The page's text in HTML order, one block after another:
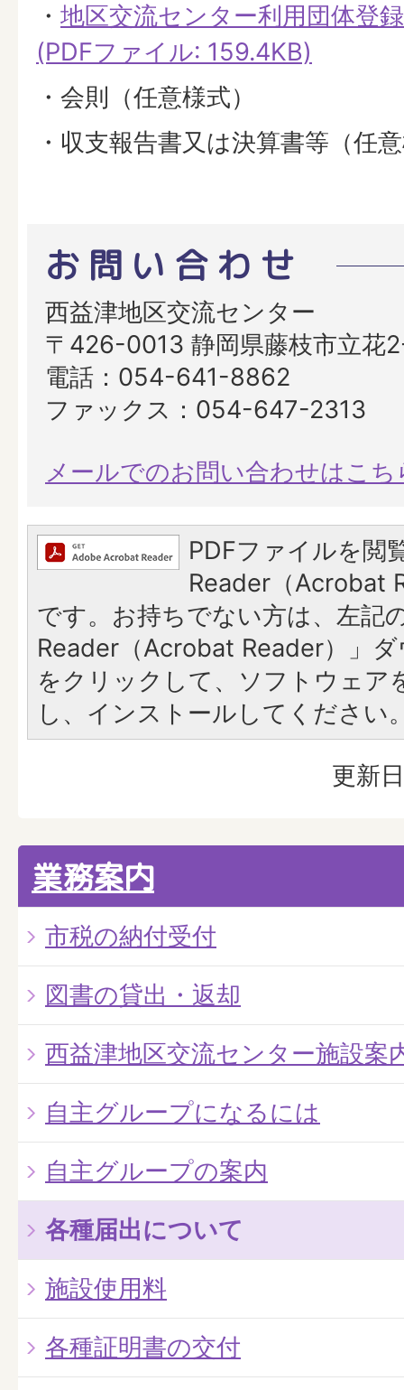
・ 地区交流センター利用団体登
(PDFファイル: 159.4KB)
・会則（任意様式）
・収支報告書又は決算書等（任
お問い合わせ
西益津地区交流センター
〒426-0013 静岡県藤枝市立花
電話：054-641-8862
ファックス：054-647-2313
メールでのお問い合わせはこち
PDFファイルを閲
Reader（Acrobat
です。お持ちでない方は、左記
Reader（Acrobat Reader）」
をクリックして、ソフトウェア
し、インストールしてください
更新
業務案内
市税の納付受付
図書の貸出・返却
西益津地区交流センター施設案
自主グループになるには
自主グループの案内
各種届出について
施設使用料
各種証明書の交付